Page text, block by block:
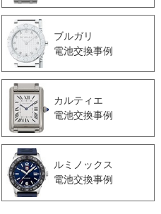
ブルガリ
電池交換事例
カルティエ
電池交換事例
ルミノックス
電池交換事例